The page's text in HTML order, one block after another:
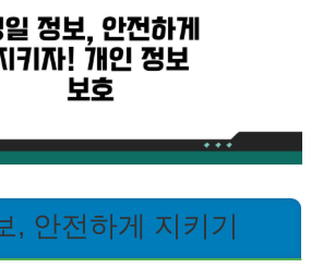
, 안전하게 지키기